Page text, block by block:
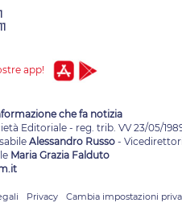
app!
che fa notizia
Editoriale - reg. trib. VV 23/05/
Alessandro Russo - Vicedirettori
Maria Grazia Falduto
Privacy Cambia impostazioni